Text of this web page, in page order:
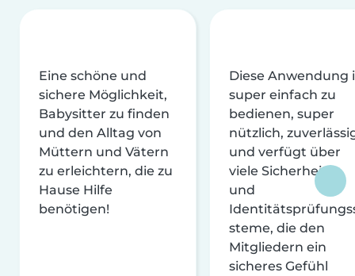
Eine schöne und
sichere Möglichkeit,
Babysitter zu finden
und den Alltag von
Müttern und Vätern
zu erleichtern, die zu
Hause Hilfe
benötigen!
Diese Anwendung
super einfach zu
bedienen, super
nützlich,
und verfügt über
viele Sicherheits-
und
steme, die den
Mitgliedern ein
sicheres Gefühl